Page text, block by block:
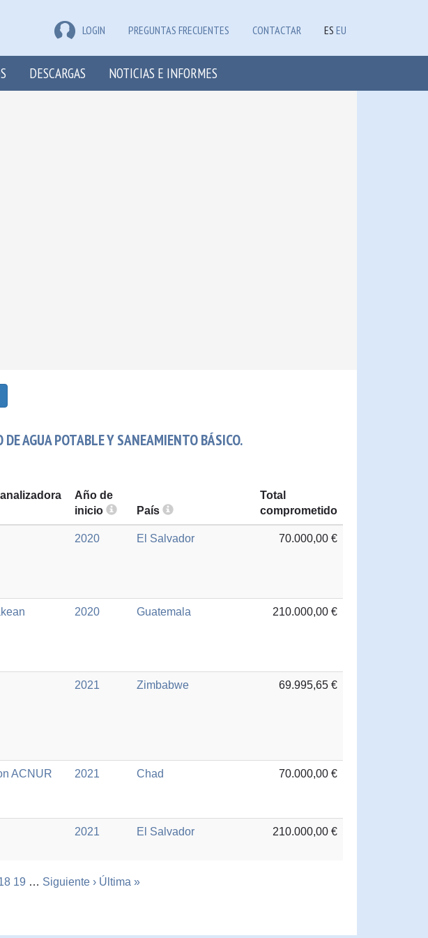
LOGIN PREGUNTAS FRECUENTES CONTACTAR ES EU
DESCARGAS NOTICIAS E INFORMES
AGUA POTABLE Y SANEAMIENTO BÁSICO.
Año de
inicio
País
Total
comprometido
2020 El Salvador 70.000,00 €
2020 Guatemala 210.000,00 €
2021 Zimbabwe 69.995,65 €
ACNUR 2021 Chad 70.000,00 €
2021 El Salvador 210.000,00 €
19 … Siguiente › Última »